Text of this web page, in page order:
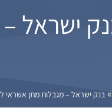
ישראל –
»בנק ישראל – מגבלות מתן אשראי